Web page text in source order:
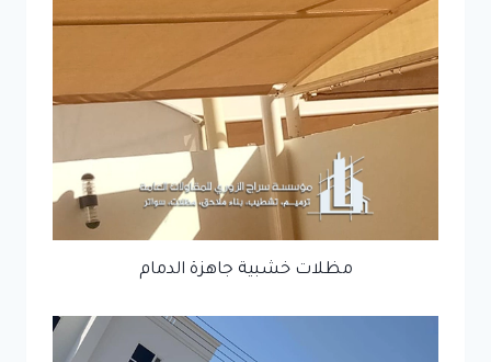
مظلات خشبية جاهزة الدمام